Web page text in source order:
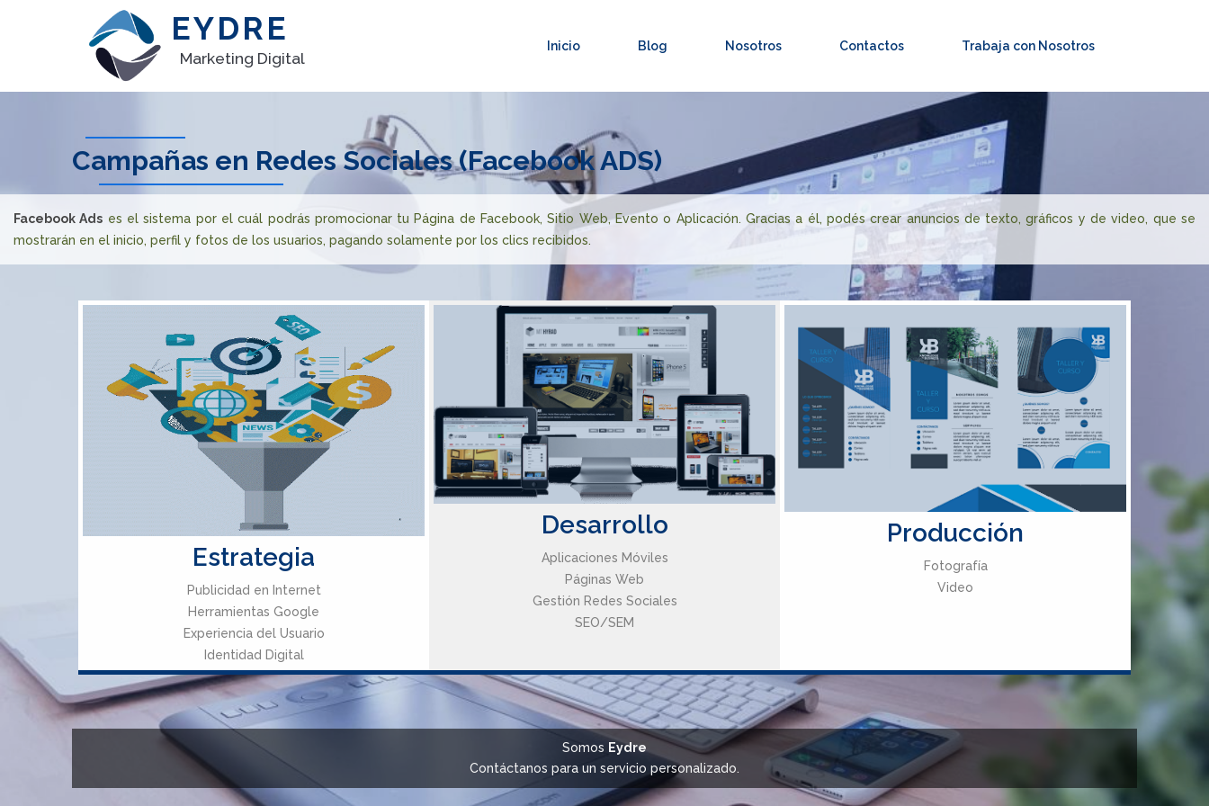
EYDRE
Marketing Digital
Inicio Blog Nosotros Contactos Trabaja con Nosotros
Campañas en Redes Sociales (Facebook ADS)
Facebook Ads es el sistema por el cuál podrás promocionar tu Página de Facebook, Sitio Web, Evento o Aplicación. Gracias a él, podés crear anuncios de texto, gráficos y de video, que se
mostrarán en el inicio, perfil y fotos de los usuarios, pagando solamente por los clics recibidos.
Estrategia
Publicidad en Internet
Herramientas Google
Experiencia del Usuario
Identidad Digital
Desarrollo
Aplicaciones Móviles
Páginas Web
Gestión Redes Sociales
SEO/SEM
Producción
Fotografía
Video
Somos Eydre
Contáctanos para un servicio personalizado.